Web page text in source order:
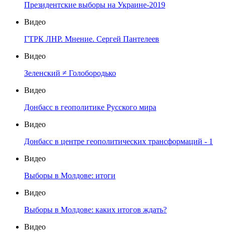
Президентские выборы на Украине-2019
Видео
ГТРК ЛНР. Мнение. Сергей Пантелеев
Видео
Зеленский ≠ Голобородько
Видео
Донбасс в геополитике Русского мира
Видео
Донбасс в центре геополитических трансформаций - 1
Видео
Выборы в Молдове: итоги
Видео
Выборы в Молдове: каких итогов ждать?
Видео